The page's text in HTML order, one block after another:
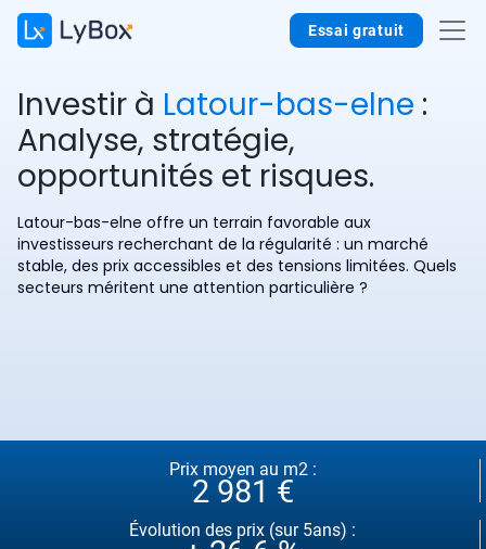
Essai gratuit
Investir à Latour-bas-elne :
Analyse, stratégie,
opportunités et risques.
Latour-bas-elne offre un terrain favorable aux
investisseurs recherchant de la régularité : un marché
stable, des prix accessibles et des tensions limitées. Quels
secteurs méritent une attention particulière ?
Prix moyen au m2 :
2 981 €
Évolution des prix (sur 5ans) :